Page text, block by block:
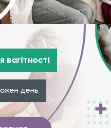
вагітності
день